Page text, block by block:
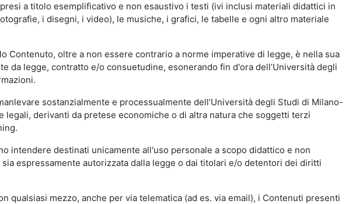
a titolo esemplificativo e non esaustivo i testi (ivi inclusi materiali didattici in
i disegni, i video), le musiche, i grafici, le tabelle e ogni altro materiale
oltre a non essere contrario a norme imperative di legge, è nella sua
legge, contratto e/o consuetudine, esonerando fin d'ora dell’Università degli
sostanzialmente e processualmente dell’Università degli Studi di Milano-
derivanti da pretese economiche o di altra natura che soggetti terzi
intendere destinati unicamente all'uso personale a scopo didattico e non
espressamente autorizzata dalla legge o dai titolari e/o detentori dei diritti
mezzo, anche per via telematica (ad es. via email), i Contenuti presenti